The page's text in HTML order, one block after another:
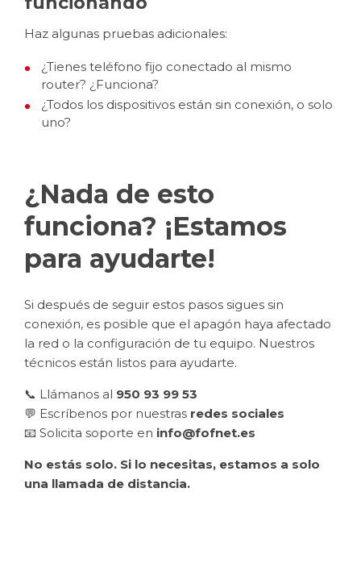
Haz algunas pruebas adicionales:
¿Tienes teléfono fijo conectado al mismo
router? ¿Funciona?
¿Todos los dispositivos están sin conexión, o solo
uno?
¿Nada de esto
funciona? ¡Estamos
para ayudarte!
Si después de seguir estos pasos sigues sin
conexión, es posible que el apagón haya afectado
la red o la configuración de tu equipo. Nuestros
técnicos están listos para ayudarte.
📞 Llámanos al 950 93 99 53
💬 Escríbenos por nuestras redes sociales
📧 Solicita soporte en info@fofnet.es
No estás solo. Si lo necesitas, estamos a solo
una llamada de distancia.